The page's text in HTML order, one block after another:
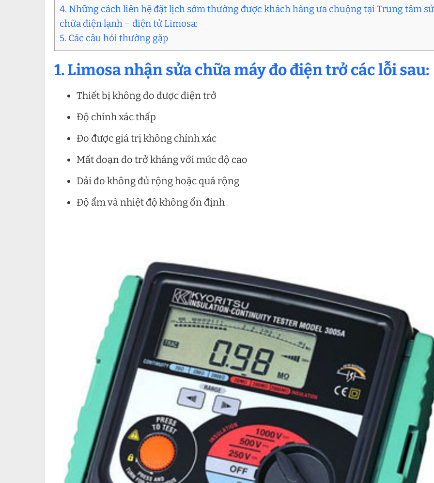
4. Những cách liên hệ đặt lịch sớm thường được khách hàng ưa chuộng tại Trung tâm
chữa điện lạnh – điện tử Limosa:
5. Các câu hỏi thường gặp
1. Limosa nhận sửa chữa máy đo điện trở các lỗi sau:
Thiết bị không đo được điện trở
Độ chính xác thấp
Đo được giá trị không chính xác
Mất đoạn đo trở kháng với mức độ cao
Dải đo không đủ rộng hoặc quá rộng
Độ ẩm và nhiệt độ không ổn định